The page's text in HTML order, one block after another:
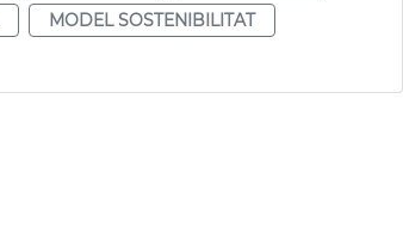
MODEL SOSTENIBILITAT